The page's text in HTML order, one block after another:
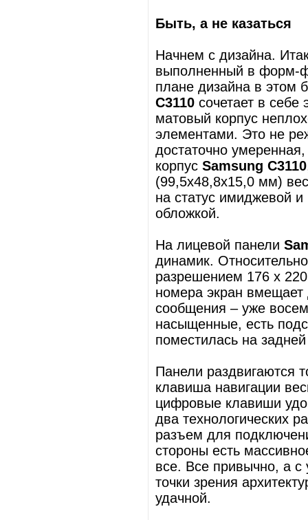
Быть, а не казаться
Начнем с дизайна.
выполненный в форм-
плане дизайна в этом
C3110 сочетает в
матовый корпус
элементами. Это не
достаточно
корпус Samsung C3110
(99,5х48,8х15,0 мм)
на статус имиджевой и
обложкой.
На лицевой панели
динамик.
разрешением 176 x
номера экран вмещает
сообщения – уже
насыщенные, есть
поместилась на
Панели раздвигаются
клавиша навигации
цифровые клавиши
два технологических
разъем для
стороны есть
все. Все привычно, а с
точки зрения
удачной.